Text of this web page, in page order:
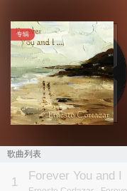
专辑
歌曲列表
1 Forever You and I